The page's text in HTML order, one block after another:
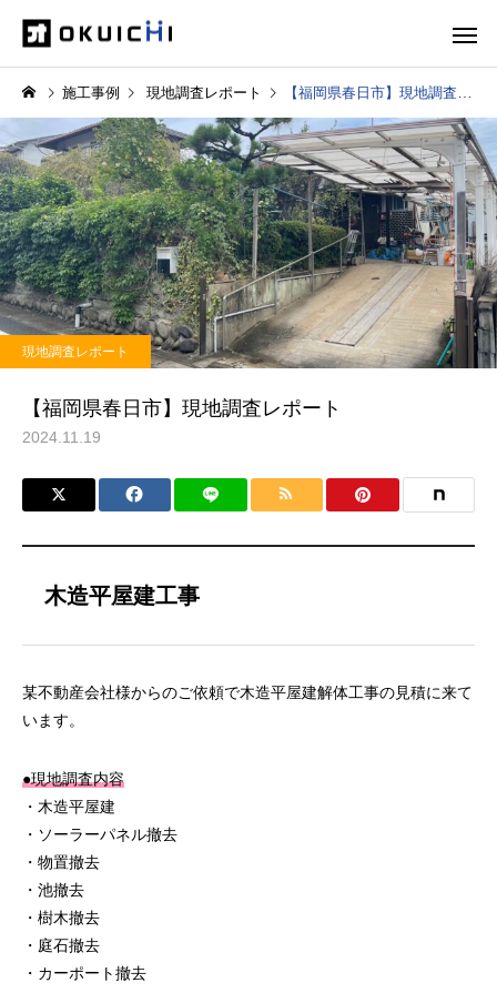
施工事例 現地調査レポート 【福岡県春日市】現地調査レポート
現地調査レポート
【福岡県春日市】現地調査レポート
2024.11.19
木造平屋建工事
某不動産会社様からのご依頼で木造平屋建解体工事の見積に来て
います。
●現地調査内容
・木造平屋建
・ソーラーパネル撤去
・物置撤去
・池撤去
・樹木撤去
・庭石撤去
・カーポート撤去